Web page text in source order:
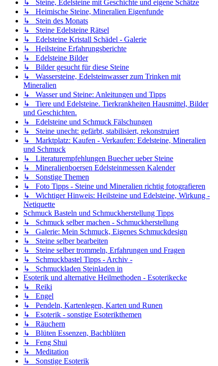
↳ Steine, Edelsteine mit Geschichte und eigene Schätze
↳ Heimische Steine, Mineralien Eigenfunde
↳ Stein des Monats
↳ Steine Edelsteine Rätsel
↳ Edelsteine Kristall Schädel - Galerie
↳ Heilsteine Erfahrungsberichte
↳ Edelsteine Bilder
↳ Bilder gesucht für diese Steine
↳ Wassersteine, Edelsteinwasser zum Trinken mit
Mineralien
↳ Wasser und Steine: Anleitungen und Tipps
↳ Tiere und Edelsteine. Tierkrankheiten Hausmittel, Bilder
und Geschichten.
↳ Edelsteine und Schmuck Fälschungen
↳ Steine unecht: gefärbt, stabilisiert, rekonstruiert
↳ Marktplatz: Kaufen - Verkaufen: Edelsteine, Mineralien
und Schmuck
↳ Literaturempfehlungen Buecher ueber Steine
↳ Mineralienboersen Edelsteinmessen Kalender
↳ Sonstige Themen
↳ Foto Tipps - Steine und Mineralien richtig fotografieren
↳ Wichtiger Hinweis: Heilsteine und Edelsteine, Wirkung -
Netiquette
Schmuck Basteln und Schmuckherstellung Tipps
↳ Schmuck selber machen - Schmuckherstellung
↳ Galerie: Mein Schmuck, Eigenes Schmuckdesign
↳ Steine selber bearbeiten
↳ Steine selber trommeln, Erfahrungen und Fragen
↳ Schmuckbastel Tipps - Archiv -
↳ Schmuckladen Steinladen in
Esoterik und alternative Heilmethoden - Esoterikecke
↳ Reiki
↳ Engel
↳ Pendeln, Kartenlegen, Karten und Runen
↳ Esoterik - sonstige Esoterikthemen
↳ Räuchern
↳ Blüten Essenzen, Bachblüten
↳ Feng Shui
↳ Meditation
↳ Sonstige Esoterik